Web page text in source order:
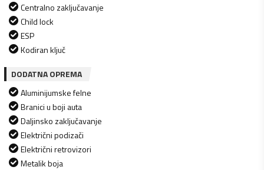
Centralno zaključavanje
Child lock
ESP
Kodiran ključ
DODATNA OPREMA
Aluminijumske felne
Branici u boji auta
Daljinsko zaključavanje
Električni podizači
Električni retrovizori
Metalik boja